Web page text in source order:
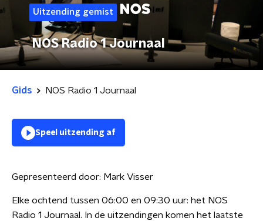
Uitzending gemist
NOS Radio 1 Journaal
Gids NOS Radio 1 Journaal
Speel uitzending af
Gepresenteerd door: Mark Visser
Elke ochtend tussen 06:00 en 09:30 uur: het NOS
Radio 1 Journaal. In de uitzendingen komen het laatste